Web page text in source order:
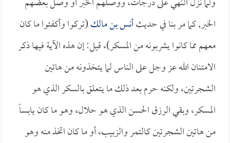
الخبر, كما مر بنا في حديثأنس بن مالك(تركوا وأكفئوا ما كان
معهم مما كانوا يشربونه من المسكر)، قيل: إن هذه الآية فيها ذكر
الامتنان الله عز وجل على الناس لما يتخذونه من هاتين
الشجرتين، ولكنه حرم بعد ذلك ما يتعلق بالسكر الذي هو
المسكر، وبقي الرزق الحسن الذي هو حلال، وهو ما كان يابساً
من هاتين الشجرتين كالتمر والزبيب، أو ما كان اتخذ منه وهو